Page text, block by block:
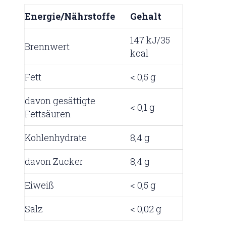
Energie/Nährstoffe Gehalt
Brennwert
147 kJ/35
kcal
Fett
< 0,5 g
davon gesättigte
Fettsäuren
< 0,1 g
Kohlenhydrate
8,4 g
davon Zucker
8,4 g
Eiweiß
< 0,5 g
Salz
< 0,02 g